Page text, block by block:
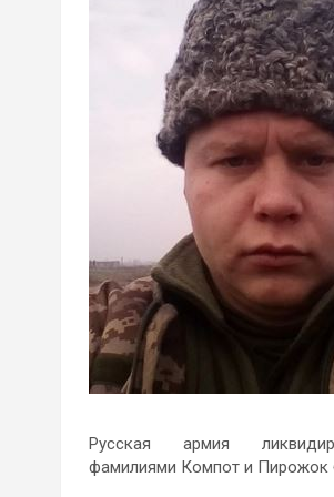
Русская армия
фамилиями Компот и Пирожок